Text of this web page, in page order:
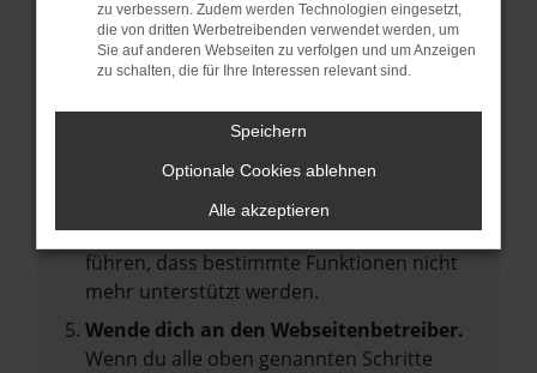
Starte dein Gerät neu.
Das kann manchmal helfen,
vorübergehende Probleme zu beheben.
Stelle sicher, dass dein Browser und dein
Betriebssystem auf dem neuesten Stand
Veraltete Software birgt nicht nur ein
Sicherheitsrisiko, sondern kann auch dazu
führen, dass bestimmte Funktionen nicht
mehr unterstützt werden.
Wende dich an den Webseitenbetreiber.
Wenn du alle oben genannten Schritte
zu verbessern. Zudem werden Technologien eingesetzt,
die von dritten Werbetreibenden verwendet werden, um
Sie auf anderen Webseiten zu verfolgen und um Anzeigen
zu schalten, die für Ihre Interessen relevant sind.
Speichern
Optionale Cookies ablehnen
Alle akzeptieren